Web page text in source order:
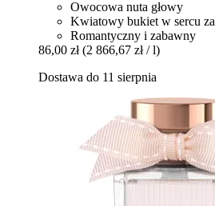
Owocowa nuta głowy
Kwiatowy bukiet w sercu
Romantyczny i zabawny
86,00 zł (2 866,67 zł / l)
Dostawa do 11 sierpnia